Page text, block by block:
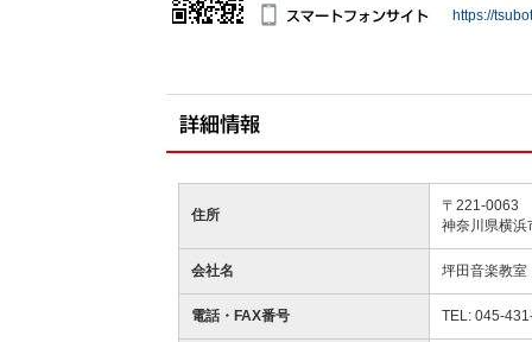
https://
住所
〒221-0063
神奈川県横
会社名 坪田音楽教室
電話・FAX番号 TEL: 045-